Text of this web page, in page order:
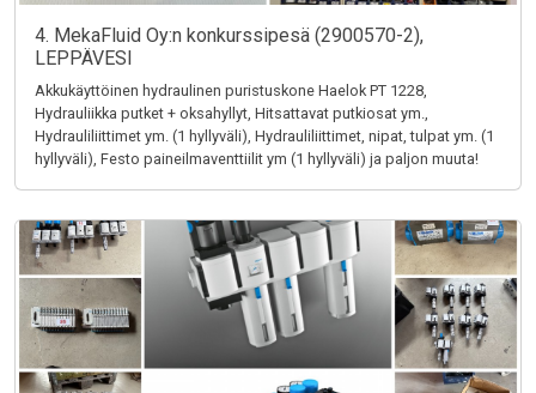
4. MekaFluid Oy:n konkurssipesä (2900570-2),
LEPPÄVESI
Akkukäyttöinen hydraulinen puristuskone Haelok PT 1228,
Hydrauliikka putket + oksahyllyt, Hitsattavat putkiosat ym.,
Hydrauliliittimet ym. (1 hyllyväli), Hydrauliliittimet, nipat, tulpat ym. (1
hyllyväli), Festo paineilmaventtiilit ym (1 hyllyväli) ja paljon muuta!